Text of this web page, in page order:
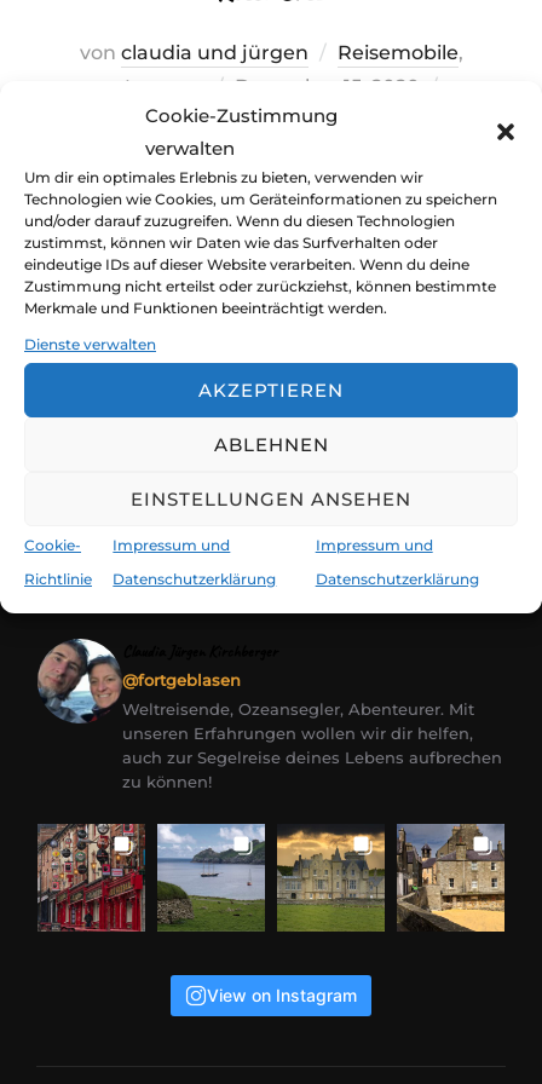
Cookie-Zustimmung
verwalten
Um dir ein optimales Erlebnis zu bieten, verwenden wir
Technologien wie Cookies, um Geräteinformationen zu speichern
und/oder darauf zuzugreifen. Wenn du diesen Technologien
zustimmst, können wir Daten wie das Surfverhalten oder
eindeutige IDs auf dieser Website verarbeiten. Wenn du deine
Zustimmung nicht erteilst oder zurückziehst, können bestimmte
Merkmale und Funktionen beeinträchtigt werden.
Dienste verwalten
AKZEPTIEREN
ABLEHNEN
EINSTELLUNGEN ANSEHEN
Cookie-
Richtlinie
Impressum und
Datenschutzerklärung
Impressum und
Datenschutzerklärung
von claudia und jürgen Reisemobile,
unterwegs
Veröffentlicht
am
Dezember 15, 2020
2 Kommentare
Vieles ist möglich, wenn zwei Weltenbummler
zuhause im Corona-Lockdown stranden. Und
da wir es hassen, untätig herumzusitzen,
immer die selben Medien zu verfolgen oder
eingesperrt zu sein, haben wir uns noch
wenige Tage vor dem Lockdown alle nötigen
Teile für unser Projekt Campervan nach Hause
getragen. Nun ist es geschafft – darf ich
vorstellen: der ROTE BLITZ
@fortgeblasen
Weltreisende, Ozeansegler, Abenteurer. Mit
unseren Erfahrungen wollen wir dir helfen,
auch zur Segelreise deines Lebens aufbrechen
zu können!
View on Instagram